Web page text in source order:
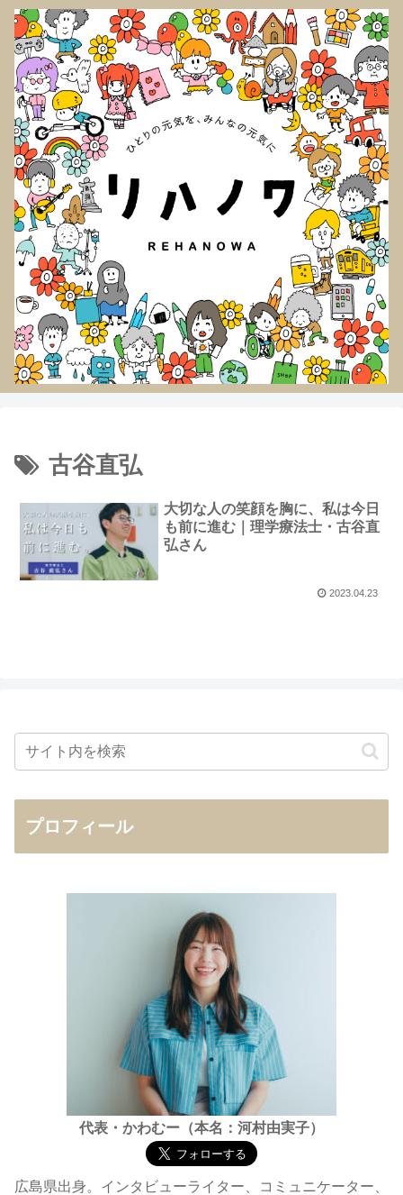
古谷直弘
大切な人の笑顔を胸に、私は今日
も前に進む｜理学療法士・古谷直
弘さん
2023.04.23
プロフィール
代表・かわむー（本名：河村由実子）
広島県出身。インタビューライター、コミュニケーター、